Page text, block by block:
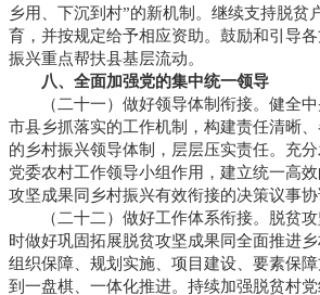
乡用、下沉到村”的新机制。继续支持脱贫
育，并按规定给予相应资助。鼓励和引导
振兴重点帮扶县基层流动。
八、全面加强党的集中统一领导
（二十一）做好领导体制衔接。健全中
市县乡抓落实的工作机制，构建责任清晰
的乡村振兴领导体制，层层压实责任。充
党委农村工作领导小组作用，建立统一高
攻坚成果同乡村振兴有效衔接的决策议事协
（二十二）做好工作体系衔接。脱贫攻
时做好巩固拓展脱贫攻坚成果同全面推进乡
组织保障、规划实施、项目建设、要素保
到一盘棋、一体化推进。持续加强脱贫村